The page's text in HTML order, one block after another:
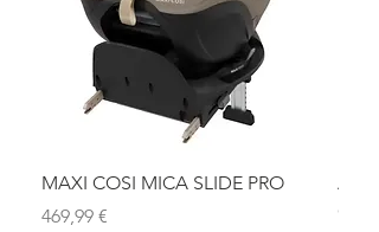
MAXI COSI MICA SLIDE PRO
Precio
469,99 €